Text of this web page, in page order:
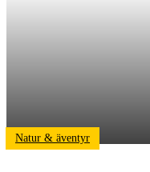
Natur & äventyr